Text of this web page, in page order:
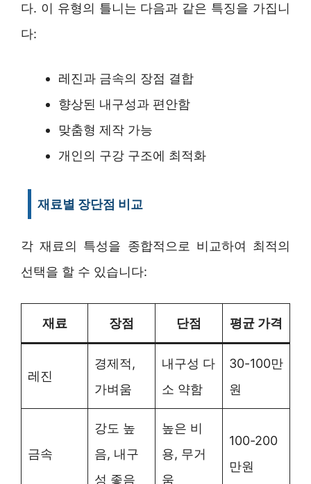
다. 이 유형의 틀니는 다음과 같은 특징을 가집니
다:
레진과 금속의 장점 결합
향상된 내구성과 편안함
맞춤형 제작 가능
개인의 구강 구조에 최적화
재료별 장단점 비교
각 재료의 특성을 종합적으로 비교하여 최적의
선택을 할 수 있습니다:
재료 장점 단점 평균 가격
레진
경제적,
가벼움
내구성 다
소 약함
30-100만
원
금속
강도 높
음, 내구
성 좋음
높은 비
용, 무거
움
100-200
만원